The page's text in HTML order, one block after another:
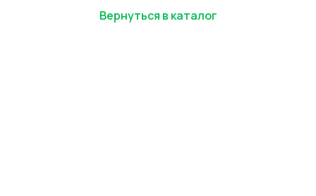
Вернуться в каталог